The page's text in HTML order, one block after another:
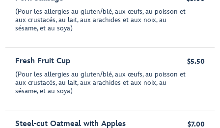
(Pour les allergies au gluten/blé, aux œufs, au poisson et
aux crustacés, au lait, aux arachides et aux noix, au
sésame, et au soya)
Fresh Fruit Cup
(Pour les allergies au gluten/blé, aux œufs, au poisson et
aux crustacés, au lait, aux arachides et aux noix, au
sésame, et au soya)
$5.50
Steel-cut Oatmeal with Apples $7.00